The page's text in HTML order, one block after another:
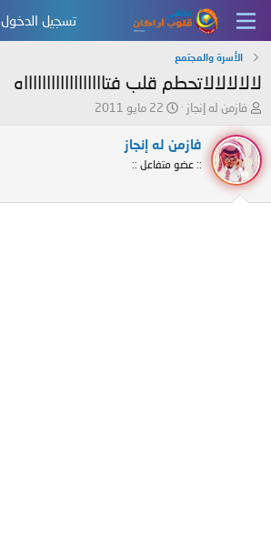
تسجيل الدخول
الأسرة والمجتمع
لالالالالاتحطم قلب فتااااااااااااااااااه
ب
د
ئ
ا
ل
م
فازمن له إنجاز
ت
ر
خ
ل
22 مايو 2011
فازمن له إنجاز
:: عضو متفاعل ::